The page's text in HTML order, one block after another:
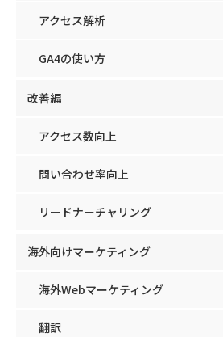
アクセス解析
GA4の使い方
改善編
アクセス数向上
問い合わせ率向上
リードナーチャリング
海外向けマーケティング
海外Webマーケティング
翻訳